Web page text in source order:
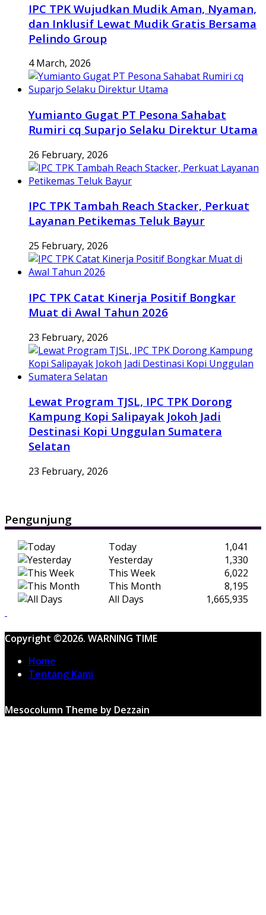
IPC TPK Wujudkan Mudik Aman, Nyaman,
dan Inklusif Lewat Mudik Gratis Bersama
Pelindo Group
4 March, 2026
Yumianto Gugat PT Pesona Sahabat
Rumiri cq Suparjo Selaku Direktur Utama
26 February, 2026
IPC TPK Tambah Reach Stacker, Perkuat
Layanan Petikemas Teluk Bayur
25 February, 2026
IPC TPK Catat Kinerja Positif Bongkar
Muat di Awal Tahun 2026
23 February, 2026
Lewat Program TJSL, IPC TPK Dorong
Kampung Kopi Salipayak Jokoh Jadi
Destinasi Kopi Unggulan Sumatera
Selatan
23 February, 2026
Pengunjung
Today
1,041
Yesterday
1,330
This Week
6,022
This Month
8,195
All Days
1,665,935
Copyright ©2026. WARNING TIME
Home
Tentang Kami
Mesocolumn Theme by Dezzain